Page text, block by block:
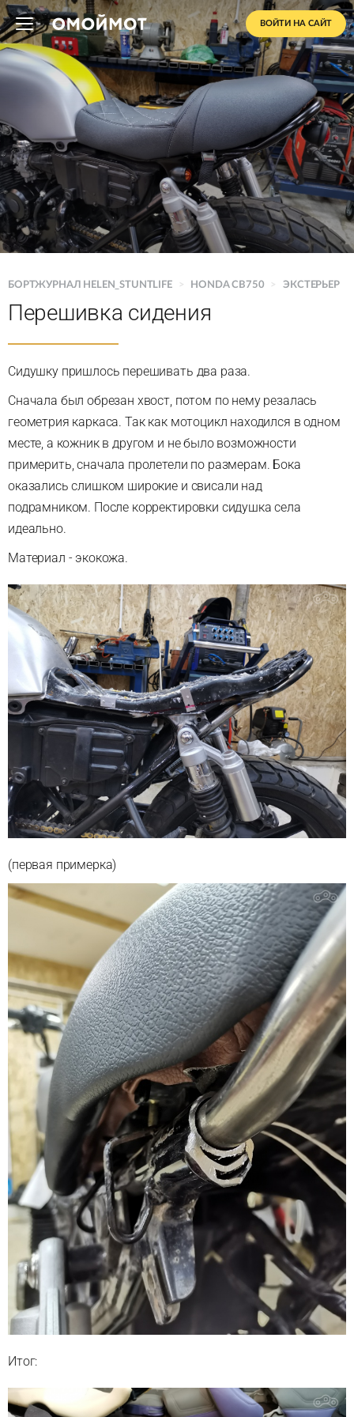
ВОЙТИ НА САЙТ
БОРТЖУРНАЛ HELEN_STUNTLIFE > HONDA CB750 > ЭКСТЕРЬЕР
Перешивка сидения
Сидушку пришлось перешивать два раза.
Сначала был обрезан хвост, потом по нему резалась
геометрия каркаса. Так как мотоцикл находился в одном
месте, а кожник в другом и не было возможности
примерить, сначала пролетели по размерам. Бока
оказались слишком широкие и свисали над
подрамником. После корректировки сидушка села
идеально.
Материал - экокожа.
(первая примерка)
Итог: